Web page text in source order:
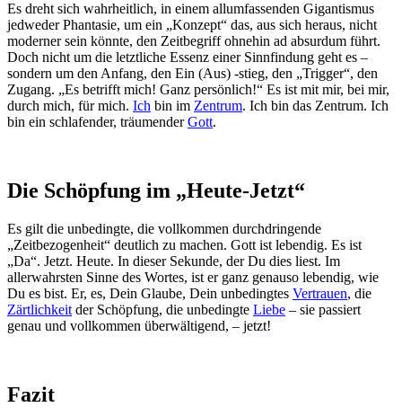
Es dreht sich wahrheitlich, in einem allumfassenden Gigantismus
jedweder Phantasie, um ein „Konzept“ das, aus sich heraus, nicht
moderner sein könnte, den Zeitbegriff ohnehin ad absurdum führt.
Doch nicht um die letztliche Essenz einer Sinnfindung geht es –
sondern um den Anfang, den Ein (Aus) -stieg, den „Trigger“, den
Zugang. „Es betrifft mich! Ganz persönlich!“ Es ist mit mir, bei mir,
durch mich, für mich. Ich bin im Zentrum. Ich bin das Zentrum. Ich
bin ein schlafender, träumenderGott.
Die Schöpfung im „Heute-Jetzt“
Es gilt die unbedingte, die vollkommen durchdringende
„Zeitbezogenheit“ deutlich zu machen. Gott ist lebendig. Es ist
„Da“. Jetzt. Heute. In dieser Sekunde, der Du dies liest. Im
allerwahrsten Sinne des Wortes, ist er ganz genauso lebendig, wie
Du es bist. Er, es, Dein Glaube, Dein unbedingtes Vertrauen, die
Zärtlichkeit der Schöpfung, die unbedingte Liebe – sie passiert
genau und vollkommen überwältigend, – jetzt!
Fazit